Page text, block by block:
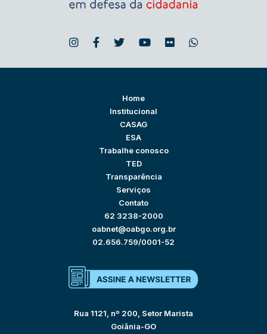
Home
Institucional
CASAG
ESA
Trabalhe conosco
TED
Transparência
Serviços
Contato
62 3238-2000
oabnet@oabgo.org.br
02.656.759/0001-52
Rua 1121, nº 200, Setor Marista
Goiânia-GO